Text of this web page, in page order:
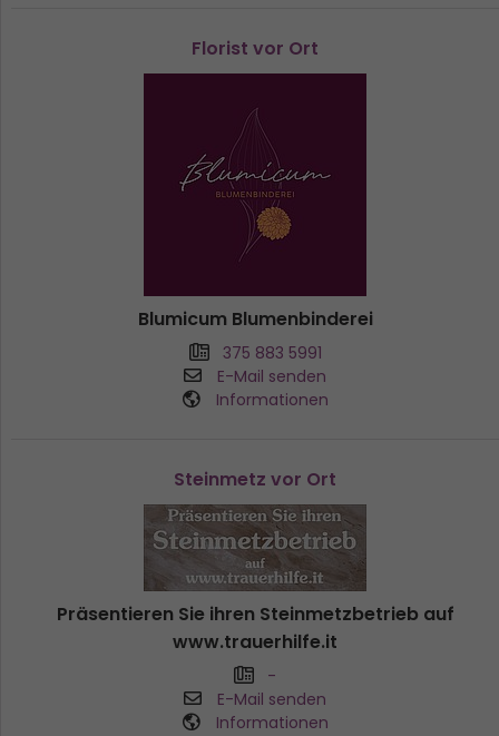
Florist vor Ort
Blumicum Blumenbinderei
375 883 5991
E-Mail senden
Informationen
Steinmetz vor Ort
Präsentieren Sie ihren Steinmetzbetrieb auf
www.trauerhilfe.it
-
E-Mail senden
Informationen